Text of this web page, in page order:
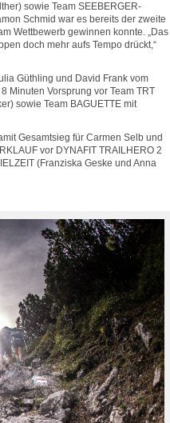
sowie Team SEEBERGER-
Schmid war es bereits der zweite
Wettbewerb gewinnen konnte. „Das
doch mehr aufs Tempo drückt,“
Güthling und David Frank vom
Minuten Vorsprung vor Team TRT
sowie Team BAGUETTE mit
Gesamtsieg für Carmen Selb und
vor DYNAFIT TRAILHERO 2
(Franziska Geske und Anna